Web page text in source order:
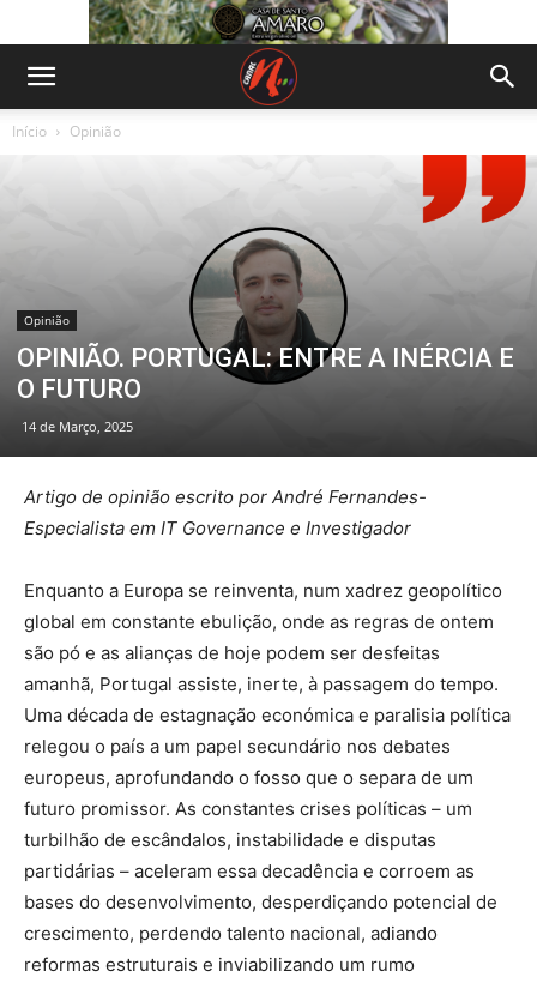
Início Opinião
Opinião
OPINIÃO. PORTUGAL: ENTRE A INÉRCIA E
O FUTURO
14 de Março, 2025
Artigo de opinião escrito por André Fernandes-
Especialista em IT Governance e Investigador
Enquanto a Europa se reinventa, num xadrez geopolítico
global em constante ebulição, onde as regras de ontem
são pó e as alianças de hoje podem ser desfeitas
amanhã, Portugal assiste, inerte, à passagem do tempo.
Uma década de estagnação económica e paralisia política
relegou o país a um papel secundário nos debates
europeus, aprofundando o fosso que o separa de um
futuro promissor. As constantes crises políticas – um
turbilhão de escândalos, instabilidade e disputas
partidárias – aceleram essa decadência e corroem as
bases do desenvolvimento, desperdiçando potencial de
crescimento, perdendo talento nacional, adiando
reformas estruturais e inviabilizando um rumo